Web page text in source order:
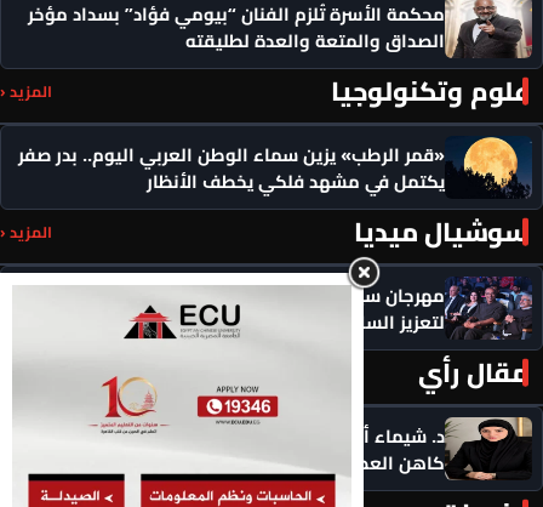
محكمة الأسرة تُلزم الفنان “بيومي فؤاد” بسداد مؤخر
الصداق والمتعة والعدة لطليقته
علوم وتكنولوجيا المزيد ‹
«قمر الرطب» يزين سماء الوطن العربي اليوم.. بدر صفر
يكتمل في مشهد فلكي يخطف الأنظار
سوشيال ميديا المزيد ‹
مهرجان سيمفوني للفنون يكرم رموزاً مؤثرة ويدعو
لتعزيز السلام
مقال رأي
د. شيماء أحمدين تكتب .. حين يصبح الذكاء الاصطناعي
كاهن العصر: هل نستبدل التأمل بالاستهلاك؟